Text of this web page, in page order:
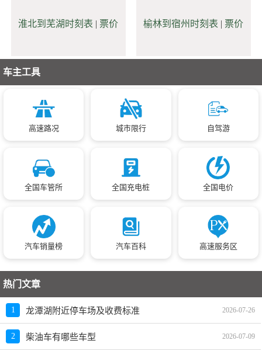
淮北到芜湖时刻表 |票价 榆林到宿州时刻表 |票价
车主工具
高速路况 城市限行 自驾游
全国车管所 全国充电桩 全国电价
汽车销量榜 汽车百科 高速服务区
热门文章
1 龙潭湖附近停车场及收费标准 2026-07-26
2 柴油车有哪些车型 2026-07-09